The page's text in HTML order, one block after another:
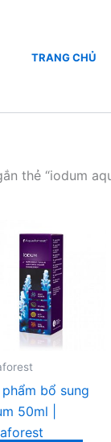
TRANG CHỦ
thẻ “iodum
phẩm bổ sung
50ml |